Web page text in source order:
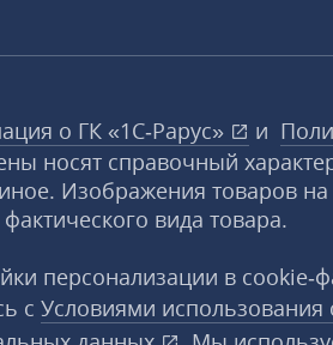
о ГК «1С‑Рарус» и
носят справочный
Изображения товаров
вида товара.
персонализации в
с Условиями использования